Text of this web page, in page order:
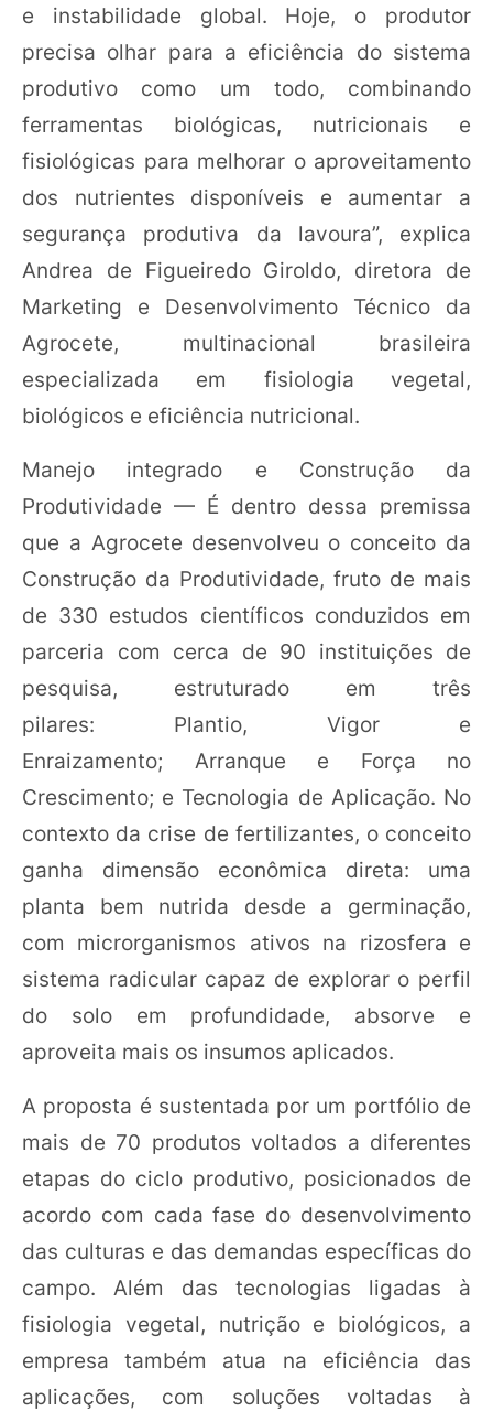
e instabilidade global. Hoje, o produtor
precisa olhar para a eficiência do sistema
produtivo como um todo, combinando
ferramentas biológicas, nutricionais e
fisiológicas para melhorar o aproveitamento
dos nutrientes disponíveis e aumentar a
segurança produtiva da lavoura”, explica
Andrea de Figueiredo Giroldo, diretora de
Marketing e Desenvolvimento Técnico da
Agrocete, multinacional brasileira
especializada em fisiologia vegetal,
biológicos e eficiência nutricional.
Manejo integrado e Construção da
Produtividade — É dentro dessa premissa
que a Agrocete desenvolveu o conceito da
Construção da Produtividade, fruto de mais
de 330 estudos científicos conduzidos em
parceria com cerca de 90 instituições de
pesquisa, estruturado em três
pilares: Plantio, Vigor e
Enraizamento; Arranque e Força no
Crescimento; e Tecnologia de Aplicação. No
contexto da crise de fertilizantes, o conceito
ganha dimensão econômica direta: uma
planta bem nutrida desde a germinação,
com microrganismos ativos na rizosfera e
sistema radicular capaz de explorar o perfil
do solo em profundidade, absorve e
aproveita mais os insumos aplicados.
A proposta é sustentada por um portfólio de
mais de 70 produtos voltados a diferentes
etapas do ciclo produtivo, posicionados de
acordo com cada fase do desenvolvimento
das culturas e das demandas específicas do
campo. Além das tecnologias ligadas à
fisiologia vegetal, nutrição e biológicos, a
empresa também atua na eficiência das
aplicações, com soluções voltadas à